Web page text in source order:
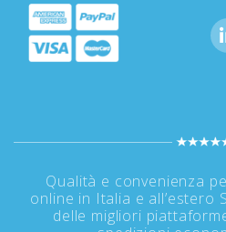
Qualità e convenienza
online in Italia e all’estero
delle migliori